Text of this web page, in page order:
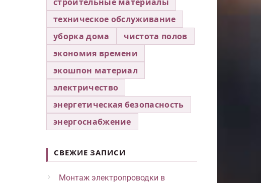
техническое обслуживание
уборка дома
чистота полов
экономия времени
экошпон материал
электричество
энергетическая безопасность
энергоснабжение
СВЕЖИЕ ЗАПИСИ
Монтаж электропроводки в